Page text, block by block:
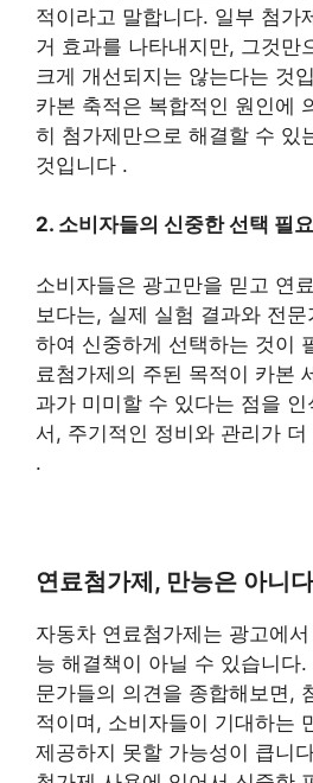
적이라고 말합니다. 일부 첨가
거 효과를 나타내지만, 그것만
크게 개선되지는 않는다는 것
카본 축적은 복합적인 원인에
히 첨가제만으로 해결할 수 있
것입니다 .
2. 소비자들의 신중한 선택 필요
소비자들은 광고만을 믿고 연
보다는, 실제 실험 결과와 전
하여 신중하게 선택하는 것이
료첨가제의 주된 목적이 카본
과가 미미할 수 있다는 점을
서, 주기적인 정비와 관리가
.
연료첨가제, 만능은 아니다
자동차 연료첨가제는 광고에
능 해결책이 아닐 수 있습니다
문가들의 의견을 종합해보면,
적이며, 소비자들이 기대하는
제공하지 못할 가능성이 큽니